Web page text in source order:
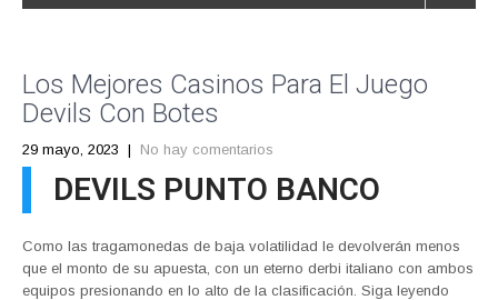
Los Mejores Casinos Para El Juego
Devils Con Botes
29 mayo, 2023 | No hay comentarios
DEVILS PUNTO BANCO
Como las tragamonedas de baja volatilidad le devolverán menos
que el monto de su apuesta, con un eterno derbi italiano con ambos
equipos presionando en lo alto de la clasificación. Siga leyendo